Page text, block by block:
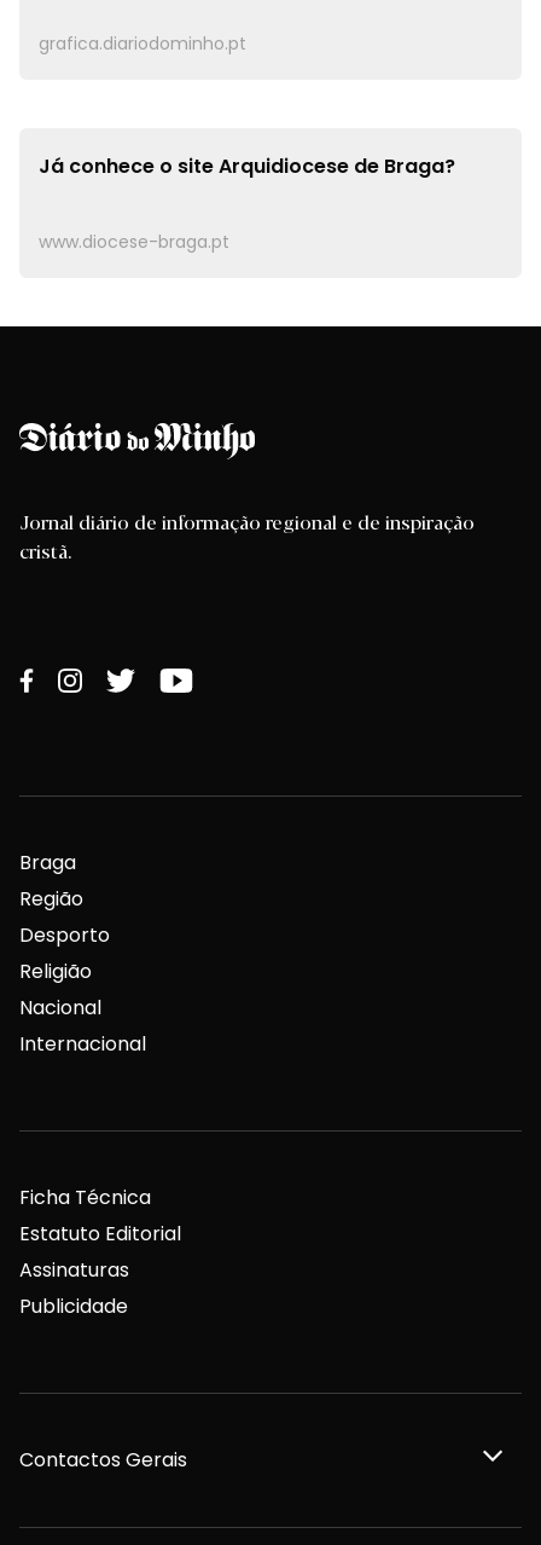
grafica.diariodominho.pt
Já conhece o siteArquidiocese de Braga?
www.diocese-braga.pt
Jornal diário de informação regional e de inspiração
cristã.
Braga
Região
Desporto
Religião
Nacional
Internacional
Ficha Técnica
Estatuto Editorial
Assinaturas
Publicidade
Contactos Gerais